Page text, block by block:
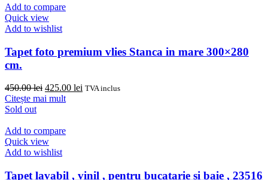
500.00 lei.
Add to compare
Quick view
Add to wishlist
Tapet foto premium vlies Stanca in mare 300×280
cm.
450.00lei Prețul
inițial
450.00 lei.
425.00 lei Prețul
TVA inclus
Citește mai mult
Sold out
Add to compare
Quick view
Add to wishlist
Tapet lavabil , vinil , pentru bucatarie si baie , 23516